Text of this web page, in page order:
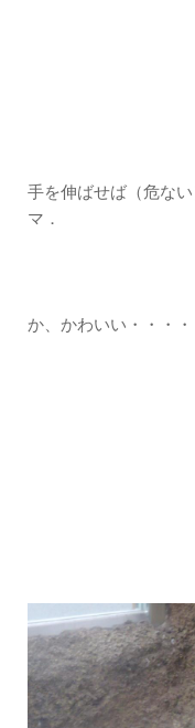
手を伸ばせば（危な
マ．
か、かわいい・・・・